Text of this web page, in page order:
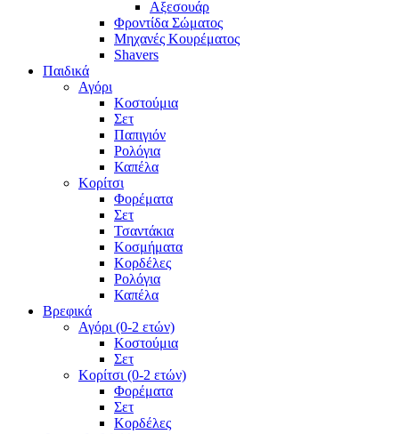
Αξεσουάρ
Φροντίδα Σώματος
Μηχανές Κουρέματος
Shavers
Παιδικά
Αγόρι
Κοστούμια
Σετ
Παπιγιόν
Ρολόγια
Καπέλα
Κορίτσι
Φορέματα
Σετ
Τσαντάκια
Κοσμήματα
Κορδέλες
Ρολόγια
Καπέλα
Βρεφικά
Αγόρι (0-2 ετών)
Κοστούμια
Σετ
Κορίτσι (0-2 ετών)
Φορέματα
Σετ
Κορδέλες